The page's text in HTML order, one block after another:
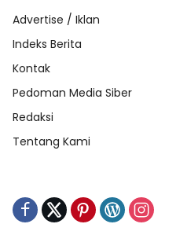
Advertise / Iklan
Indeks Berita
Kontak
Pedoman Media Siber
Redaksi
Tentang Kami